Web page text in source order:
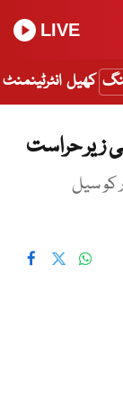
LIVE
کھیل انٹرٹینمنٹ
زیر حراست
کو سیل